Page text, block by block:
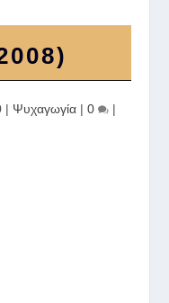
| Ψυχαγωγία | 0 |